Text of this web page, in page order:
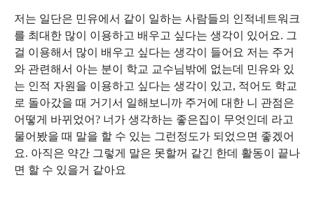
저는 일단은 민유에서 같이 일하는 사람들의 인적네트워크
를 최대한 많이 이용하고 배우고 싶다는 생각이 있어요. 그
걸 이용해서 많이 배우고 싶다는 생각이 들어요 저는 주거
와 관련해서 아는 분이 학교 교수님밖에 없는데 민유와 있
는 인적 자원을 이용하고 싶다는 생각이 있고, 적어도 학교
로 돌아갔을 때 거기서 일해보니까 주거에 대한 니 관점은
어떻게 바뀌었어? 너가 생각하는 좋은집이 무엇인데 라고
물어봤을 때 말을 할 수 있는 그런정도가 되었으면 좋겠어
요. 아직은 약간 그렇게 말은 못할꺼 같긴 한데 활동이 끝나
면 할 수 있을거 같아요